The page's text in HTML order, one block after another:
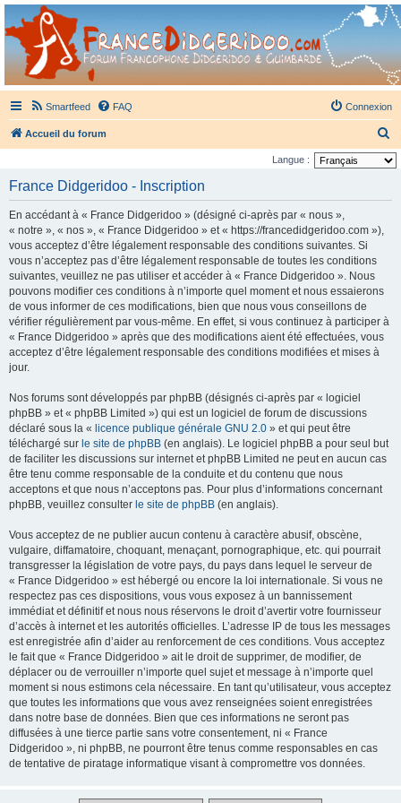
France Didgeridoo
Didgeridoo et Guimbarde sur France Didgeridoo - retrouvez la communauté.
Smartfeed FAQ Connexion
Accueil du forum
e
h
Langue :
France Didgeridoo - Inscription
En accédant à « France Didgeridoo » (désigné ci-après par « nous »,
« notre », « nos », « France Didgeridoo » et « https://francedidgeridoo.com »),
vous acceptez d’être légalement responsable des conditions suivantes. Si
vous n’acceptez pas d’être légalement responsable de toutes les conditions
suivantes, veuillez ne pas utiliser et accéder à « France Didgeridoo ». Nous
pouvons modifier ces conditions à n’importe quel moment et nous essaierons
de vous informer de ces modifications, bien que nous vous conseillons de
vérifier régulièrement par vous-même. En effet, si vous continuez à participer à
« France Didgeridoo » après que des modifications aient été effectuées, vous
acceptez d’être légalement responsable des conditions modifiées et mises à
jour.
Nos forums sont développés par phpBB (désignés ci-après par « logiciel
phpBB » et « phpBB Limited ») qui est un logiciel de forum de discussions
déclaré sous la « licence publique générale GNU 2.0 » et qui peut être
téléchargé sur le site de phpBB (en anglais). Le logiciel phpBB a pour seul but
de faciliter les discussions sur internet et phpBB Limited ne peut en aucun cas
être tenu comme responsable de la conduite et du contenu que nous
acceptons et que nous n’acceptons pas. Pour plus d’informations concernant
phpBB, veuillez consulter le site de phpBB (en anglais).
Vous acceptez de ne publier aucun contenu à caractère abusif, obscène,
vulgaire, diffamatoire, choquant, menaçant, pornographique, etc. qui pourrait
transgresser la législation de votre pays, du pays dans lequel le serveur de
« France Didgeridoo » est hébergé ou encore la loi internationale. Si vous ne
respectez pas ces dispositions, vous vous exposez à un bannissement
immédiat et définitif et nous nous réservons le droit d’avertir votre fournisseur
d’accès à internet et les autorités officielles. L’adresse IP de tous les messages
est enregistrée afin d’aider au renforcement de ces conditions. Vous acceptez
le fait que « France Didgeridoo » ait le droit de supprimer, de modifier, de
déplacer ou de verrouiller n’importe quel sujet et message à n’importe quel
moment si nous estimons cela nécessaire. En tant qu’utilisateur, vous acceptez
que toutes les informations que vous avez renseignées soient enregistrées
dans notre base de données. Bien que ces informations ne seront pas
diffusées à une tierce partie sans votre consentement, ni « France
Didgeridoo », ni phpBB, ne pourront être tenus comme responsables en cas
de tentative de piratage informatique visant à compromettre vos données.